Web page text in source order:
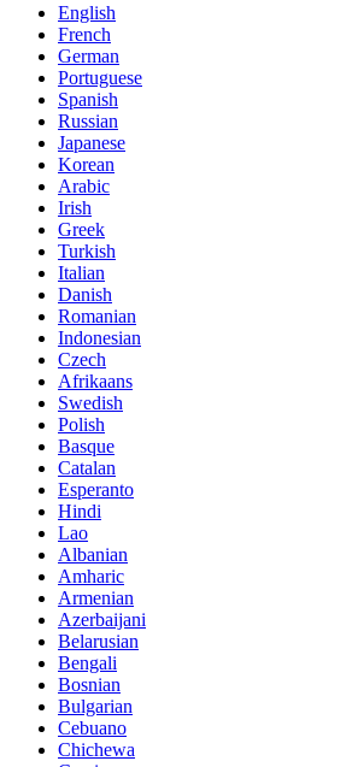
English
French
German
Portuguese
Spanish
Russian
Japanese
Korean
Arabic
Irish
Greek
Turkish
Italian
Danish
Romanian
Indonesian
Czech
Afrikaans
Swedish
Polish
Basque
Catalan
Esperanto
Hindi
Lao
Albanian
Amharic
Armenian
Azerbaijani
Belarusian
Bengali
Bosnian
Bulgarian
Cebuano
Chichewa